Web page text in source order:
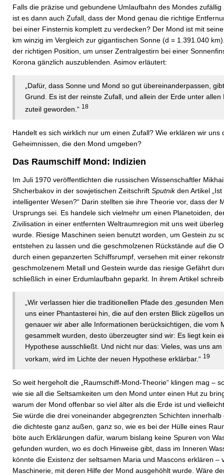
Falls die präzise und gebundene Umlaufbahn des Mondes
ist es dann auch Zufall, dass der Mond genau die richtige
bei einer Finsternis komplett zu verdecken? Der Mond ist mit
km winzig im Vergleich zur gigantischen Sonne (d = 1.391.040
der richtigen Position, um unser Zentralgestirn bei einer
Korona gänzlich auszublenden. Asimov erläutert:
„Dafür, dass Sonne und Mond so gut übereinanderpassen,
Grund. Es ist der reinste Zufall, und allein der Erde unter
zuteil geworden.“ 18
Handelt es sich wirklich nur um einen Zufall? Wie erklären wir
Geheimnissen, die den Mond umgeben?
Das Raumschiff Mond: Indizien
Im Juli 1970 veröffentlichten die russischen Wissenschaftler
Shcherbakov in der sowjetischen Zeitschrift Sputnikden Artikel
intelligenter Wesen?“ Darin stellten sie ihre Theorie vor, dass der
Ursprungs sei. Es handele sich vielmehr um einen Planetoiden,
Zivilisation in einer entfernten Weltraumregion mit uns weit
wurde. Riesige Maschinen seien benutzt worden, um Gestein zu
entstehen zu lassen und die geschmolzenen Rückstände auf die
durch einen gepanzerten Schiffsrumpf, versehen mit einer
geschmolzenem Metall und Gestein wurde das riesige Gefährt
schließlich in einer Erdumlaufbahn geparkt. In ihrem Artikel
„Wir verlassen hier die traditionellen Pfade des ‚gesunden
uns einer Phantasterei hin, die auf den ersten Blick zügellos
genauer wir aber alle Informationen berücksichtigen, die vom
gesammelt wurden, desto überzeugter sind wir: Es liegt kein
Hypothese ausschließt. Und nicht nur das: Vieles, was uns
vorkam, wird im Lichte der neuen Hypothese erklärbar.“ 19
So weit hergeholt die „Raumschiff-Mond-Theorie“ klingen mag –
wie sie all die Seltsamkeiten um den Mond unter einen Hut zu
warum der Mond offenbar so viel älter als die Erde ist und
Sie würde die drei voneinander abgegrenzten Schichten
die dichteste ganz außen, ganz so, wie es bei der Hülle eines
böte auch Erklärungen dafür, warum bislang keine Spuren von
gefunden wurden, wo es doch Hinweise gibt, dass im Inneren
könnte die Existenz der seltsamen Maria und Mascons erklären –
Maschinerie, mit deren Hilfe der Mond ausgehöhlt wurde. Wäre